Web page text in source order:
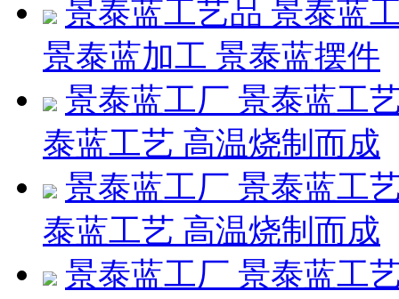
景泰蓝工艺品 景泰蓝
景泰蓝加工 景泰蓝摆件
景泰蓝工厂 景泰蓝工
泰蓝工艺 高温烧制而成
景泰蓝工厂 景泰蓝工
泰蓝工艺 高温烧制而成
景泰蓝工厂 景泰蓝工